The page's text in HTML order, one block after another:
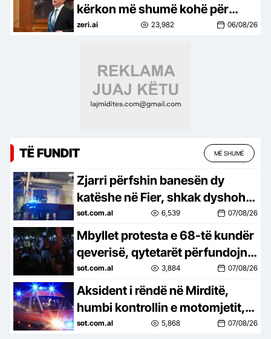
kërkon më shumë kohë për
marrëveshje! Shtyhet seanca e
zeri.ai 23,982 06/08/26
TË FUNDIT MË SHUMË
Zjarri përfshin banesën dy
katëshe në Fier, shkak dyshohet
një shkëndijë elektrike
sot.com.al 6,539 07/08/26
Mbyllet protesta e 68-të kundër
qeverisë, qytetarët përfundojnë
marshimin: Nesër më shumë!
Rama jep dorëheqjen!
sot.com.al 3,884 07/08/26
Aksident i rëndë në Mirditë,
humbi kontrollin e motomjetit,
ndërron jetë 38-vjeçari
sot.com.al 5,868 07/08/26